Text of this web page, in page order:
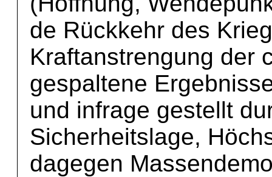
de Rückkehr des
Kraftanstrengung der
gespaltene
und infrage gestellt
Sicherheitslage,
dagegen